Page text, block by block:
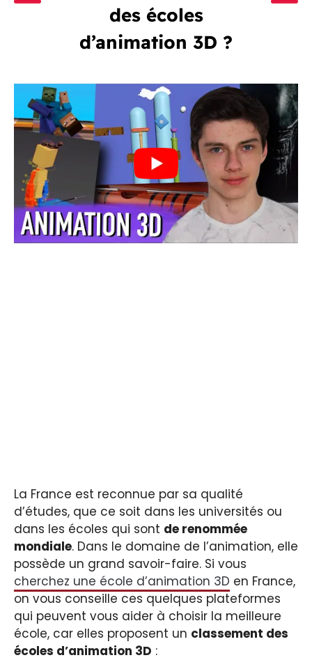
des écoles
d’animation 3D ?
La France est reconnue par sa qualité
d’études, que ce soit dans les universités ou
dans les écoles qui sont de renommée
mondiale. Dans le domaine de l’animation, elle
possède un grand savoir-faire. Si vous
cherchez une école d’animation 3D en France,
on vous conseille ces quelques plateformes
qui peuvent vous aider à choisir la meilleure
école, car elles proposent un classement des
écoles d’animation 3D :